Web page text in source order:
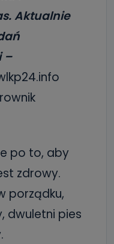
Aktualnie
–
po to, aby
zdrowy.
porządku,
dwuletni pies